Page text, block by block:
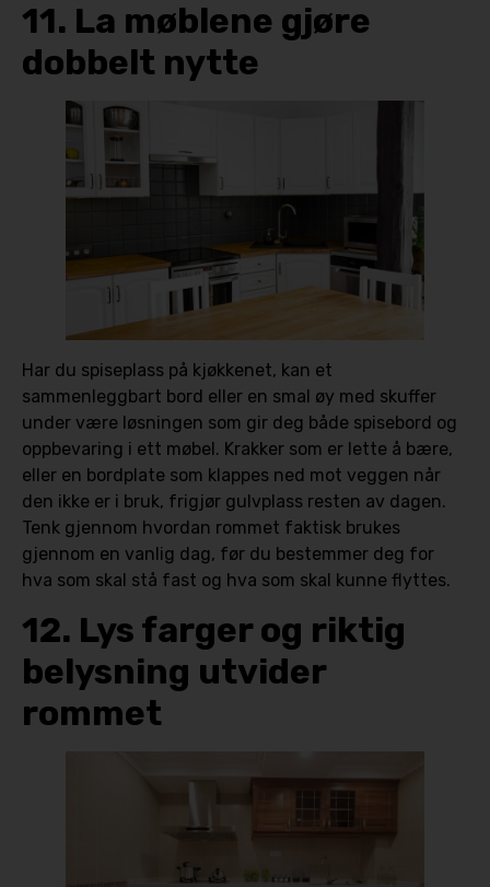
11. La møblene gjøre
dobbelt nytte
Har du spiseplass på kjøkkenet, kan et
sammenleggbart bord eller en smal øy med skuffer
under være løsningen som gir deg både spisebord og
oppbevaring i ett møbel. Krakker som er lette å bære,
eller en bordplate som klappes ned mot veggen når
den ikke er i bruk, frigjør gulvplass resten av dagen.
Tenk gjennom hvordan rommet faktisk brukes
gjennom en vanlig dag, før du bestemmer deg for
hva som skal stå fast og hva som skal kunne flyttes.
12. Lys farger og riktig
belysning utvider
rommet